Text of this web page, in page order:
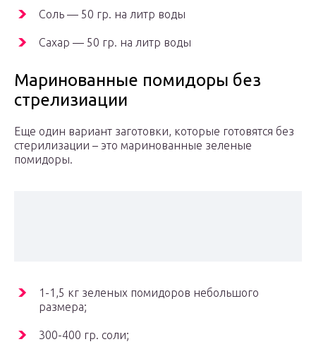
Соль — 50 гр. на литр воды
Сахар — 50 гр. на литр воды
Маринованные помидоры без
стрелизиации
Еще один вариант заготовки, которые готовятся без
стерилизации – это маринованные зеленые
помидоры.
1-1,5 кг зеленых помидоров небольшого
размера;
300-400 гр. соли;